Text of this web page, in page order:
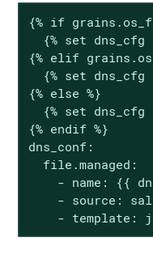
{% if
{% set dns_cfg
{% elif
{% set dns_cfg
{% else %}
{% set dns_cfg
{% endif %}
dns_conf:
  file.managed:
- name: {{
- source:
- template: